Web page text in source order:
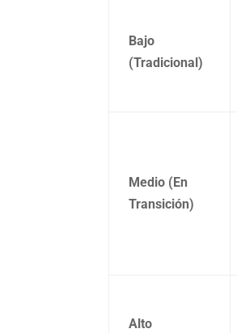
Bajo
(Tradicional)
Medio (En
Transición)
Alto